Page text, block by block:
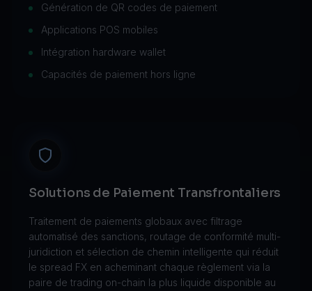
Génération de QR codes de paiement
Applications POS mobiles
Intégration hardware wallet
Capacités de paiement hors ligne
Solutions de Paiement Transfrontaliers
Traitement de paiements globaux avec filtrage
automatisé des sanctions, routage de conformité multi-
juridiction et sélection de chemin intelligente qui réduit
le spread FX en acheminant chaque règlement via la
paire de trading on-chain la plus liquide disponible au